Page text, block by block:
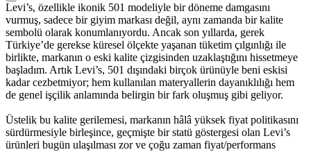
Levi’s, özellikle ikonik 501 modeliyle bir döneme damgasını
vurmuş, sadece bir giyim markası değil, aynı zamanda bir kalite
sembolü olarak konumlanıyordu. Ancak son yıllarda, gerek
Türkiye’de gerekse küresel ölçekte yaşanan tüketim çılgınlığı ile
birlikte, markanın o eski kalite çizgisinden uzaklaştığını hissetmeye
başladım. Artık Levi’s, 501 dışındaki birçok ürünüyle beni eskisi
kadar cezbetmiyor; hem kullanılan materyallerin dayanıklılığı hem
de genel işçilik anlamında belirgin bir fark oluşmuş gibi geliyor.
Üstelik bu kalite gerilemesi, markanın hâlâ yüksek fiyat politikasını
sürdürmesiyle birleşince, geçmişte bir statü göstergesi olan Levi’s
ürünleri bugün ulaşılması zor ve çoğu zaman fiyat/performans